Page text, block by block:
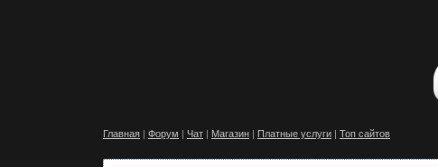
Главная | Форум | Чат | Магазин | Платные услуги | Топ сайтов